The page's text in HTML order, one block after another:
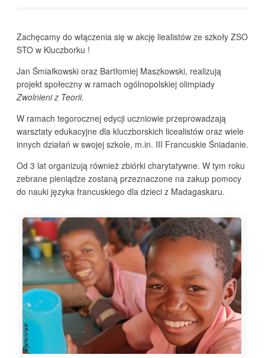
Zachęcamy do włączenia się w akcję liealistów ze szkoły ZSO
STO w Kluczborku !
Jan Śmiałkowski oraz Bartłomiej Maszkowski, realizują
projekt społeczny w ramach ogólnopolskiej olimpiady
Zwolnieni z Teorii.
W ramach tegorocznej edycji uczniowie przeprowadzają
warsztaty edukacyjne dla kluczborskich licealistów oraz wiele
innych działań w swojej szkole, m.in. III Francuskie Śniadanie.
Od 3 lat organizują również zbiórki charytatywne. W tym roku
zebrane pieniądze zostaną przeznaczone na zakup pomocy
do nauki języka francuskiego dla dzieci z Madagaskaru.